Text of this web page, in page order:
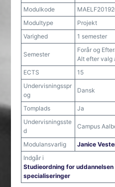
Modulkode
Modultype
Projekt
Varighed
1 semester
Semester
Forår og
Alt efter valg
ECTS
15
Undervisningsspr
og
Dansk
Tomplads
Ja
Undervisningsste
d
Campus
Modulansvarlig
Janice
Indgår i
Studieordning for
specialiseringer